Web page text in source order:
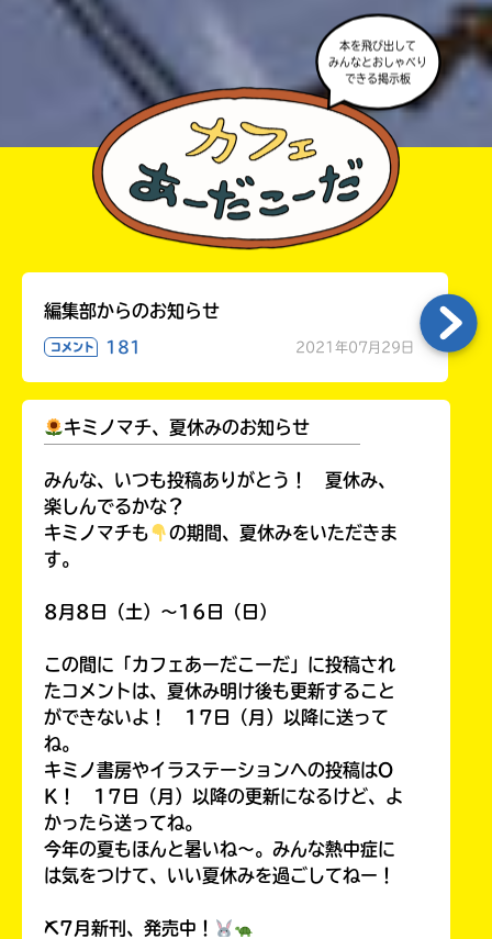
本を飛び出して
みんなとおしゃべり
できる掲示板
編集部からのお知らせ
コメント 181 2021年07月29日
キミノマチ、夏休みのお知らせ
みんな、いつも投稿ありがとう！ 夏休み、
楽しんでるかな？
キミノマチも
の期間、夏休みをいただきま
す。
8月8日（土）～16日（日）
この間に「カフェあーだこーだ」に投稿され
たコメントは、夏休み明け後も更新すること
ができないよ！ 17日（月）以降に送って
ね。
キミノ書房やイラステーションへの投稿はO
K！ 17日（月）以降の更新になるけど、よ
かったら送ってね。
今年の夏もほんと暑いね～。みんな熱中症に
は気をつけて、いい夏休みを過ごしてねー！
⛏7月新刊、発売中！